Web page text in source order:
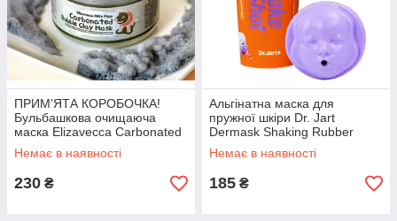
ПРИМ’ЯТА КОРОБОЧКА!
Бульбашкова очищаюча
маска Elizavecca Carbonated
Bubble Clay Mask, 100 мл
Немає в наявності
230 ₴
Альгінатна маска для
пружної шкіри Dr. Jart
Dermask Shaking Rubber
Elastic Shot, 50 г
Немає в наявності
185 ₴